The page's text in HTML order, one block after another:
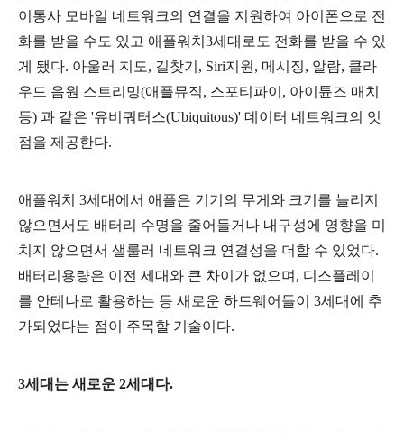
이통사 모바일 네트워크의 연결을 지원하여 아이폰으로 전
화를 받을 수도 있고 애플워치3세대로도 전화를 받을 수 있
게 됐다. 아울러 지도, 길찾기, Siri지원, 메시징, 알람, 클라
우드 음원 스트리밍(애플뮤직, 스포티파이, 아이튠즈 매치
등) 과 같은 '유비쿼터스(Ubiquitous)' 데이터 네트워크의 잇
점을 제공한다.
애플워치 3세대에서 애플은 기기의 무게와 크기를 늘리지
않으면서도 배터리 수명을 줄어들거나 내구성에 영향을 미
치지 않으면서 샐룰러 네트워크 연결성을 더할 수 있었다.
배터리용량은 이전 세대와 큰 차이가 없으며, 디스플레이
를 안테나로 활용하는 등 새로운 하드웨어들이 3세대에 추
가되었다는 점이 주목할 기술이다.
3세대는 새로운 2세대다.